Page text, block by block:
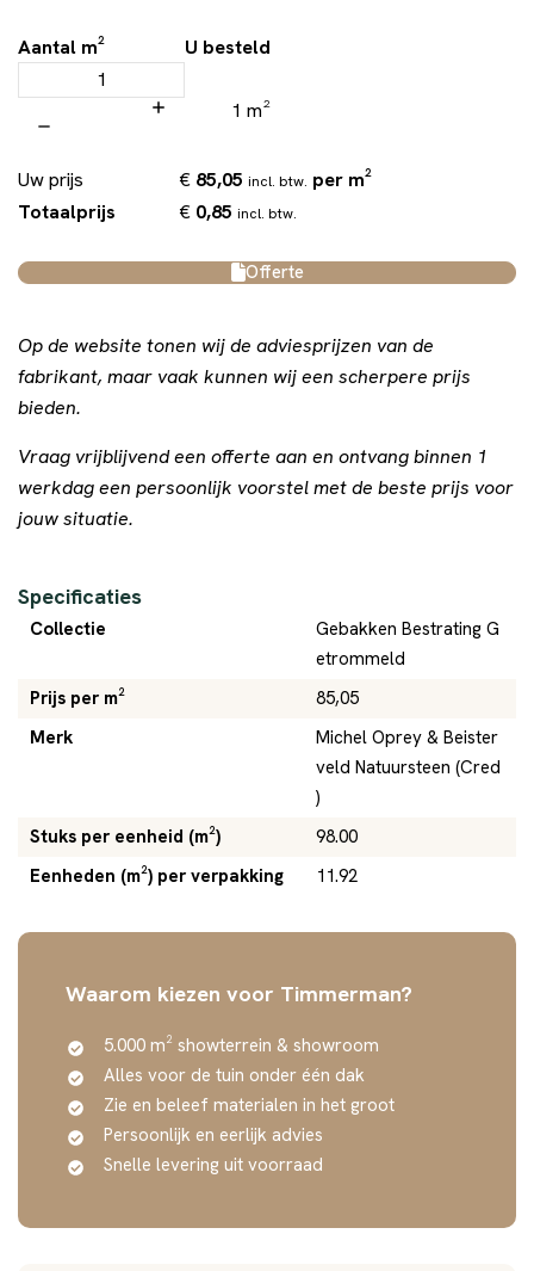
Aantal m² U besteld
1 m²
Uw prijs € 85,05 incl. btw. per m²
Totaalprijs
€ 0,85 incl. btw.
Offerte
Op de website tonen wij de adviesprijzen van de
fabrikant, maar vaak kunnen wij een scherpere prijs
bieden.
Vraag vrijblijvend een offerte aan en ontvang binnen 1
werkdag een persoonlijk voorstel met de beste prijs voor
jouw situatie.
Specificaties
Collectie
Gebakken Bestrating G
etrommeld
Prijs per m²
85,05
Merk
Michel Oprey & Beister
veld Natuursteen (Cred
)
Stuks per eenheid (m²)
98.00
Eenheden (m²) per verpakking
11.92
Waarom kiezen voor Timmerman?
5.000 m² showterrein & showroom
Alles voor de tuin onder één dak
Zie en beleef materialen in het groot
Persoonlijk en eerlijk advies
Snelle levering uit voorraad